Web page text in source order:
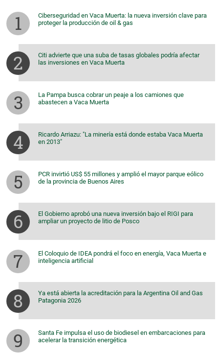
Ciberseguridad en Vaca Muerta: la nueva inversión clave para
proteger la producción de oil & gas
Citi advierte que una suba de tasas globales podría afectar
las inversiones en Vaca Muerta
La Pampa busca cobrar un peaje a los camiones que
abastecen a Vaca Muerta
Ricardo Arriazu: "La minería está donde estaba Vaca Muerta
en 2013"
PCR invirtió US$ 55 millones y amplió el mayor parque eólico
de la provincia de Buenos Aires
El Gobierno aprobó una nueva inversión bajo el RIGI para
ampliar un proyecto de litio de Posco
El Coloquio de IDEA pondrá el foco en energía, Vaca Muerta e
inteligencia artificial
Ya está abierta la acreditación para la Argentina Oil and Gas
Patagonia 2026
Santa Fe impulsa el uso de biodiesel en embarcaciones para
acelerar la transición energética